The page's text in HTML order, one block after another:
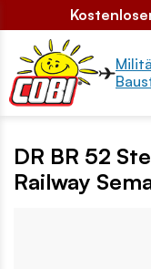
DR BR 52
Railway